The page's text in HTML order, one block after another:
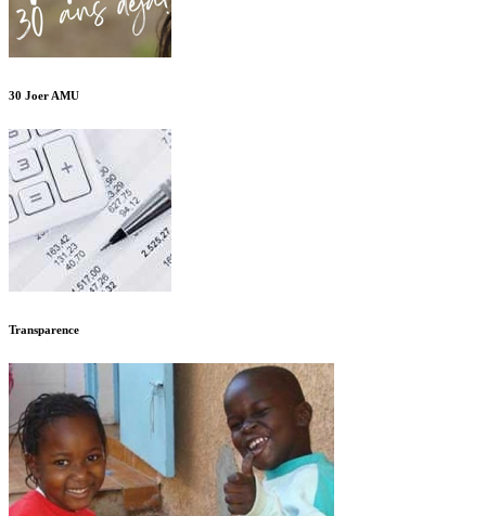
30 Joer AMU
Transparence